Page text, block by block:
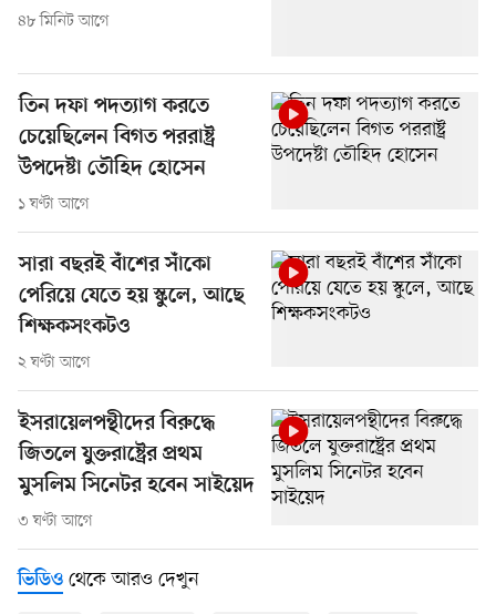
৪৮ মিনিট আগে
তিন দফা পদত্যাগ করতে
চেয়েছিলেন বিগত পররাষ্ট্র
উপদেষ্টা তৌহিদ হোসেন
১ ঘণ্টা আগে
সারা বছরই বাঁশের সাঁকো
পেরিয়ে যেতে হয় স্কুলে, আছে
শিক্ষকসংকটও
২ ঘণ্টা আগে
ইসরায়েলপন্থীদের বিরুদ্ধে
জিতলে যুক্তরাষ্ট্রের প্রথম
মুসলিম সিনেটর হবেন সাইয়েদ
৩ ঘণ্টা আগে
ভিডিও থেকে আরও দেখুন